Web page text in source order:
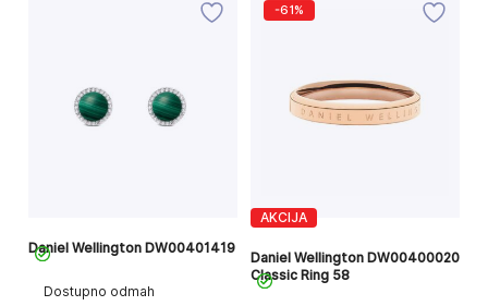
Dostupno odmah
Daniel Wellington DW00401419
-61%
AKCIJA
Daniel Wellington DW00400020
Classic Ring 58